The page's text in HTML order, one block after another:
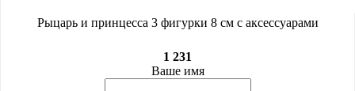
Рыцарь и принцесса 3 фигурки 8 см с аксессуарами
1 231
Ваше имя